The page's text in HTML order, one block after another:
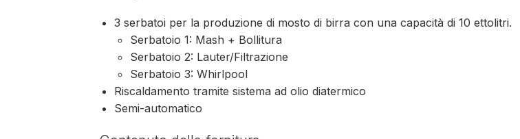
3 serbatoi per la produzione di mosto di birra con una capacità di 10 ettolitri.
Serbatoio 1: Mash + Bollitura
Serbatoio 2: Lauter/Filtrazione
Serbatoio 3: Whirlpool
Riscaldamento tramite sistema ad olio diatermico
Semi-automatico